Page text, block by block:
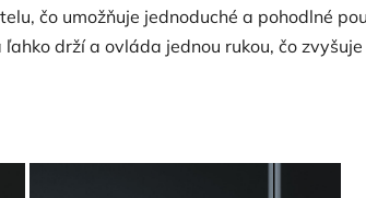
čo umožňuje jednoduché a pohodlné
drží a ovláda jednou rukou, čo